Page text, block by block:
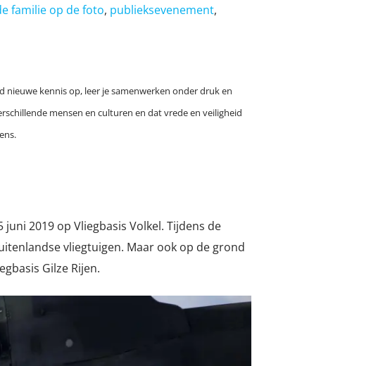
familie op de foto, publieksevenement,
kennis op, leer je samenwerken onder druk en
mensen en culturen en dat vrede en veiligheid
2019 op Vliegbasis Volkel. Tijdens de
vliegtuigen. Maar ook op de grond
Gilze Rijen.